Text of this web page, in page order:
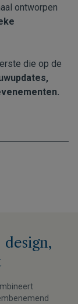
ontworpen
die op de